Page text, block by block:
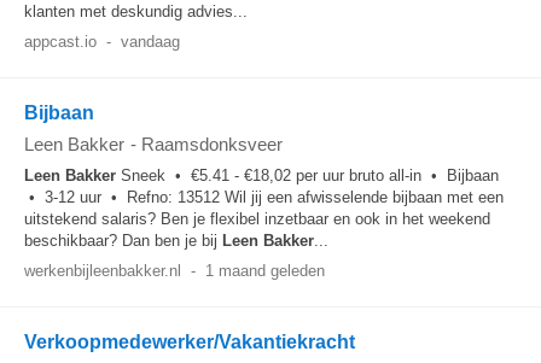
klanten met deskundig advies...
appcast.io - vandaag
Bijbaan
Leen Bakker - Raamsdonksveer
Leen Bakker Sneek • €5.41 - €18,02 per uur bruto all-in • Bijbaan
• 3-12 uur • Refno: 13512 Wil jij een afwisselende bijbaan met een
uitstekend salaris? Ben je flexibel inzetbaar en ook in het weekend
beschikbaar? Dan ben je bij Leen Bakker...
werkenbijleenbakker.nl
- 1 maand geleden
Verkoopmedewerker/Vakantiekracht